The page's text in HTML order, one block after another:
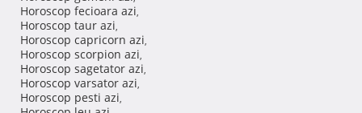
Horoscop fecioara azi,
Horoscop taur azi,
Horoscop capricorn azi,
Horoscop scorpion azi,
Horoscop sagetator azi,
Horoscop varsator azi,
Horoscop pesti azi,